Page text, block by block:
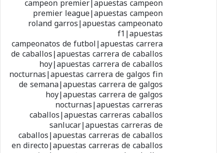
premier league|apuestas campeon
roland garros|apuestas campeonato
f1|apuestas
campeonatos de futbol|apuestas carrera
de caballos|apuestas carrera de caballos
hoy|apuestas carrera de caballos
nocturnas|apuestas carrera de galgos fin
de semana|apuestas carrera de galgos
hoy|apuestas carrera de galgos
nocturnas|apuestas carreras
caballos|apuestas carreras caballos
sanlucar|apuestas carreras de
caballos|apuestas carreras de caballos
en directo|apuestas carreras de caballos